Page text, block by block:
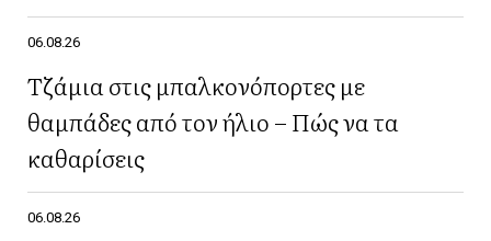
06.08.26
Τζάμια στις μπαλκονόπορτες με
θαμπάδες από τον ήλιο – Πώς να τα
καθαρίσεις
06.08.26